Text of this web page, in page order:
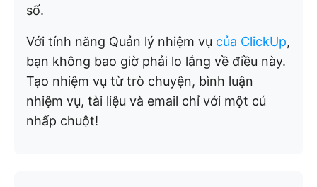
số.
Với tính năng Quản lý nhiệm vụ của ClickUp,
bạn không bao giờ phải lo lắng về điều này.
Tạo nhiệm vụ từ trò chuyện, bình luận
nhiệm vụ, tài liệu và email chỉ với một cú
nhấp chuột!